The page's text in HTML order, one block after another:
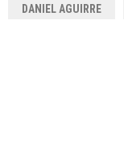
DANIEL AGUIRRE